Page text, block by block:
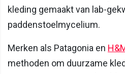
kleding gemaakt van lab-
paddenstoelmycelium.
Merken als Patagonia en
methoden om duurzame